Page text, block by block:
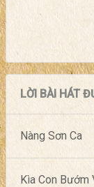
LỜI BÀI HÁT
Nàng Sơn Ca
Kìa Con Bướm